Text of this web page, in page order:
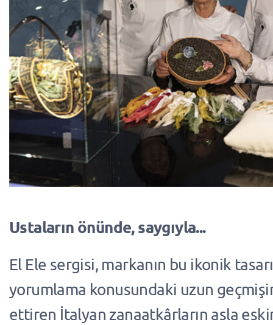
Ustaların önünde, saygıyla...
El Ele sergisi, markanın bu ikonik
yorumlama konusundaki uzun
ettiren İtalyan zanaatkârların asla